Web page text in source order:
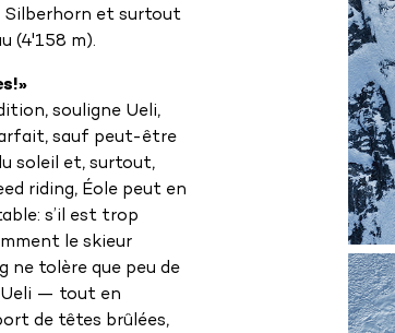
Silberhorn et surtout
(4'158 m).
souligne Ueli,
sauf peut-être
soleil et, surtout,
riding, Éole peut en
s’il est trop
le skieur
ne tolère que peu de
Ueli — tout en
de têtes brûlées,